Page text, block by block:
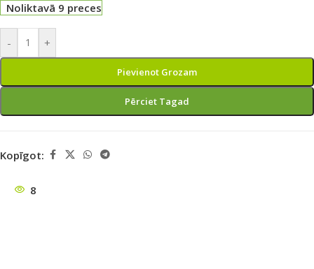
Noliktavā 9 preces
- +
Pievienot Grozam
Pērciet Tagad
Kopīgot:
8